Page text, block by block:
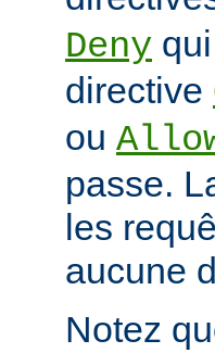
Deny
directive
ou
passe.
les
aucune
Notez